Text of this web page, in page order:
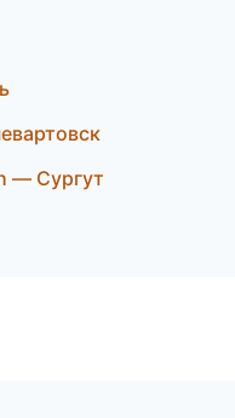
— Сургут